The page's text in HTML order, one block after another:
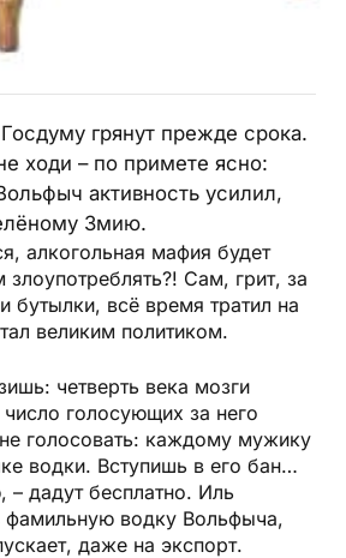
грянут прежде срока.
ходи – по примете ясно:
активность усилил,
Змию.
алкогольная мафия будет
Сам, грит, за
бутылки, всё время тратил на
великим политиком.
четверть века мозги
голосующих за него
голосовать: каждому мужику
водки. Вступишь в его бан…
– дадут бесплатно. Иль
фамильную водку Вольфыча,
даже на экспорт.